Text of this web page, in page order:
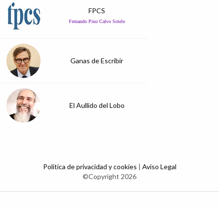
FPCS
Fernando Pino Calvo Sotelo
Ganas de Escribir
El Aullido del Lobo
Política de privacidad y cookies | Aviso Legal
©Copyright 2026